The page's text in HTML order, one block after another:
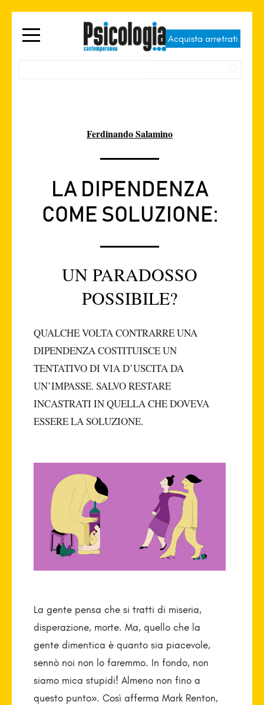
Acquista arretrati
Ferdinando Salamino
LA DIPENDENZA
COME SOLUZIONE:
UN PARADOSSO
POSSIBILE?
QUALCHE VOLTA CONTRARRE UNA
DIPENDENZA COSTITUISCE UN
TENTATIVO DI VIA D’USCITA DA
UN’IMPASSE. SALVO RESTARE
INCASTRATI IN QUELLA CHE DOVEVA
ESSERE LA SOLUZIONE.
La gente pensa che si tratti di miseria,
disperazione, morte. Ma, quello che la
gente dimentica è quanto sia piacevole,
sennò noi non lo faremmo. In fondo, non
siamo mica stupidi! Almeno non fino a
questo punto». Così afferma Mark Renton,